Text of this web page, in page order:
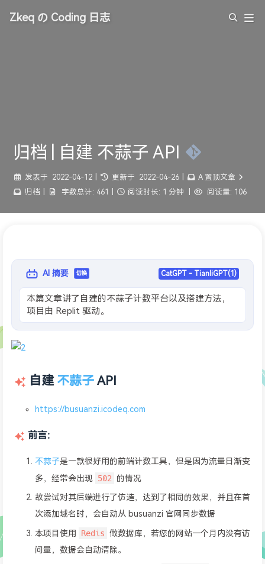
Zkeq の Coding 日志
归档 | 自建 不蒜子 API
发表于 2022-04-12 更新于 2022-04-26
A 置顶文章
归档
字数总计: 461 阅读时长: 1 分钟 阅读量: 106
AI 摘要 切换 CatGPT - TianliGPT(1)
本篇文章讲了自建的不蒜子计数平台以及搭建方法，
项目由 Replit 驱动。
自建 不蒜子 API
https://busuanzi.icodeq.com
前言：
不蒜子是一款很好用的前端计数工具，但是因为流量日渐变
多，经常会出现 502 的情况
故尝试对其后端进行了仿造，达到了相同的效果，并且在首
次添加域名时，会自动从 busuanzi 官网同步数据
本项目使用 Redis 做数据库，若您的网站一个月内没有访
问量，数据会自动清除。